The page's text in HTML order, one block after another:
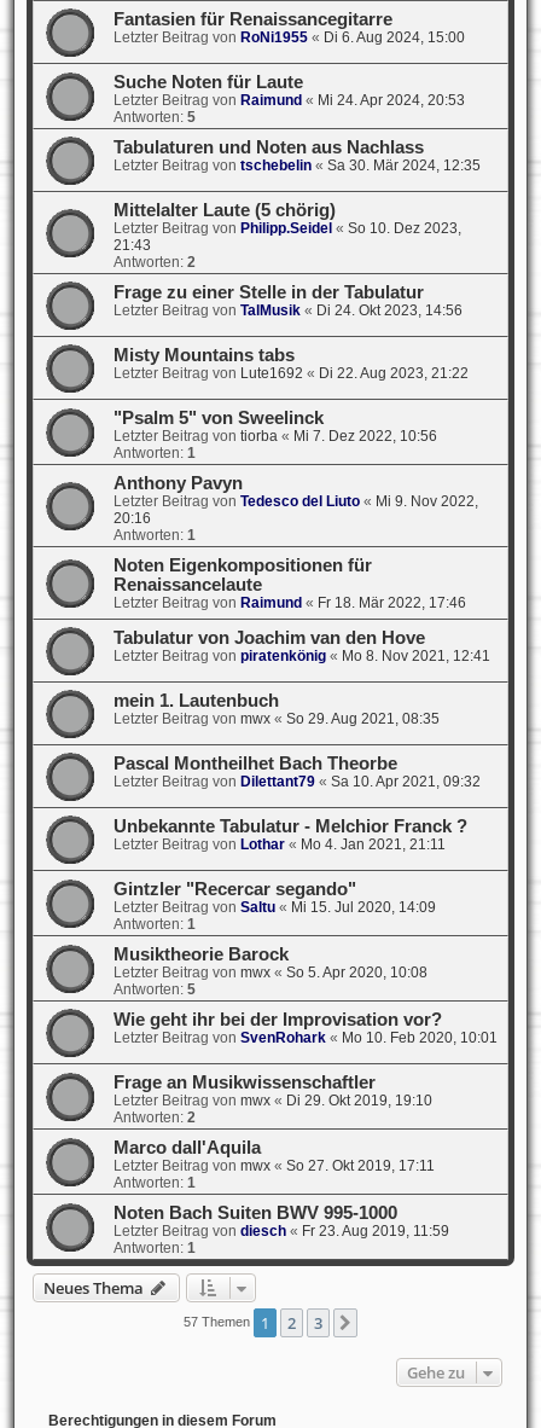
Fantasien für Renaissancegitarre
Letzter Beitrag von RoNi1955« Di 6. Aug 2024, 15:00
Suche Noten für Laute
Letzter Beitrag von Raimund « Mi 24. Apr 2024, 20:53
Antworten: 5
Tabulaturen und Noten aus Nachlass
Letzter Beitrag von tschebelin« Sa 30. Mär 2024, 12:35
Mittelalter Laute (5 chörig)
Letzter Beitrag von Philipp.Seidel « So 10. Dez 2023,
21:43
Antworten: 2
Frage zu einer Stelle in der Tabulatur
Letzter Beitrag von TalMusik« Di 24. Okt 2023, 14:56
Misty Mountains tabs
Letzter Beitrag von Lute1692 « Di 22. Aug 2023, 21:22
"Psalm 5" von Sweelinck
Letzter Beitrag von tiorba« Mi 7. Dez 2022, 10:56
Antworten: 1
Anthony Pavyn
Letzter Beitrag von Tedesco del Liuto« Mi 9. Nov 2022,
20:16
Antworten: 1
Noten Eigenkompositionen für
Renaissancelaute
Letzter Beitrag von Raimund « Fr 18. Mär 2022, 17:46
Tabulatur von Joachim van den Hove
Letzter Beitrag von piratenkönig« Mo 8. Nov 2021, 12:41
mein 1. Lautenbuch
Letzter Beitrag von mwx« So 29. Aug 2021, 08:35
Pascal Montheilhet Bach Theorbe
Letzter Beitrag von Dilettant79« Sa 10. Apr 2021, 09:32
Unbekannte Tabulatur - Melchior Franck ?
Letzter Beitrag von Lothar« Mo 4. Jan 2021, 21:11
Gintzler "Recercar segando"
Letzter Beitrag von Saltu« Mi 15. Jul 2020, 14:09
Antworten: 1
Musiktheorie Barock
Letzter Beitrag von mwx« So 5. Apr 2020, 10:08
Antworten: 5
Wie geht ihr bei der Improvisation vor?
Letzter Beitrag von SvenRohark« Mo 10. Feb 2020, 10:01
Frage an Musikwissenschaftler
Letzter Beitrag von mwx« Di 29. Okt 2019, 19:10
Antworten: 2
Marco dall'Aquila
Letzter Beitrag von mwx« So 27. Okt 2019, 17:11
Antworten: 1
Noten Bach Suiten BWV 995-1000
Letzter Beitrag von diesch« Fr 23. Aug 2019, 11:59
Antworten: 1
Neues Thema
57 Themen 1 2 3
Gehe zu
Berechtigungen in diesem Forum